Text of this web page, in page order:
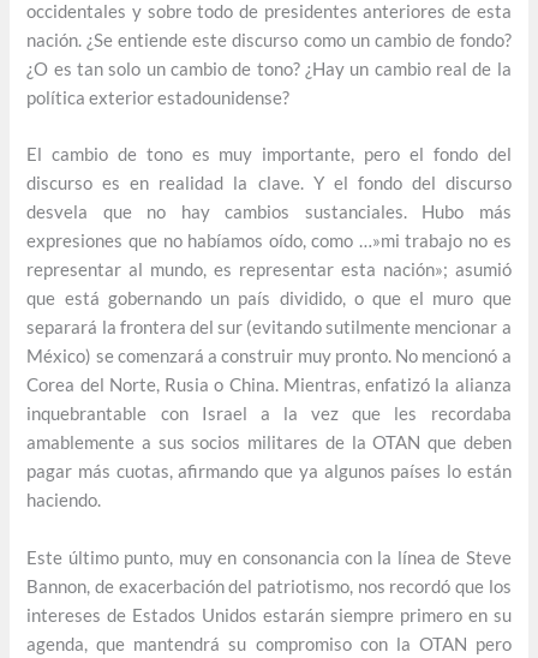
occidentales y sobre todo de presidentes anteriores de esta
nación. ¿Se entiende este discurso como un cambio de fondo?
¿O es tan solo un cambio de tono? ¿Hay un cambio real de la
política exterior estadounidense?
El cambio de tono es muy importante, pero el fondo del
discurso es en realidad la clave. Y el fondo del discurso
desvela que no hay cambios sustanciales. Hubo más
expresiones que no habíamos oído, como …»mi trabajo no es
representar al mundo, es representar esta nación»; asumió
que está gobernando un país dividido, o que el muro que
separará la frontera del sur (evitando sutilmente mencionar a
México) se comenzará a construir muy pronto. No mencionó a
Corea del Norte, Rusia o China. Mientras, enfatizó la alianza
inquebrantable con Israel a la vez que les recordaba
amablemente a sus socios militares de la OTAN que deben
pagar más cuotas, afirmando que ya algunos países lo están
haciendo.
Este último punto, muy en consonancia con la línea de Steve
Bannon, de exacerbación del patriotismo, nos recordó que los
intereses de Estados Unidos estarán siempre primero en su
agenda, que mantendrá su compromiso con la OTAN pero